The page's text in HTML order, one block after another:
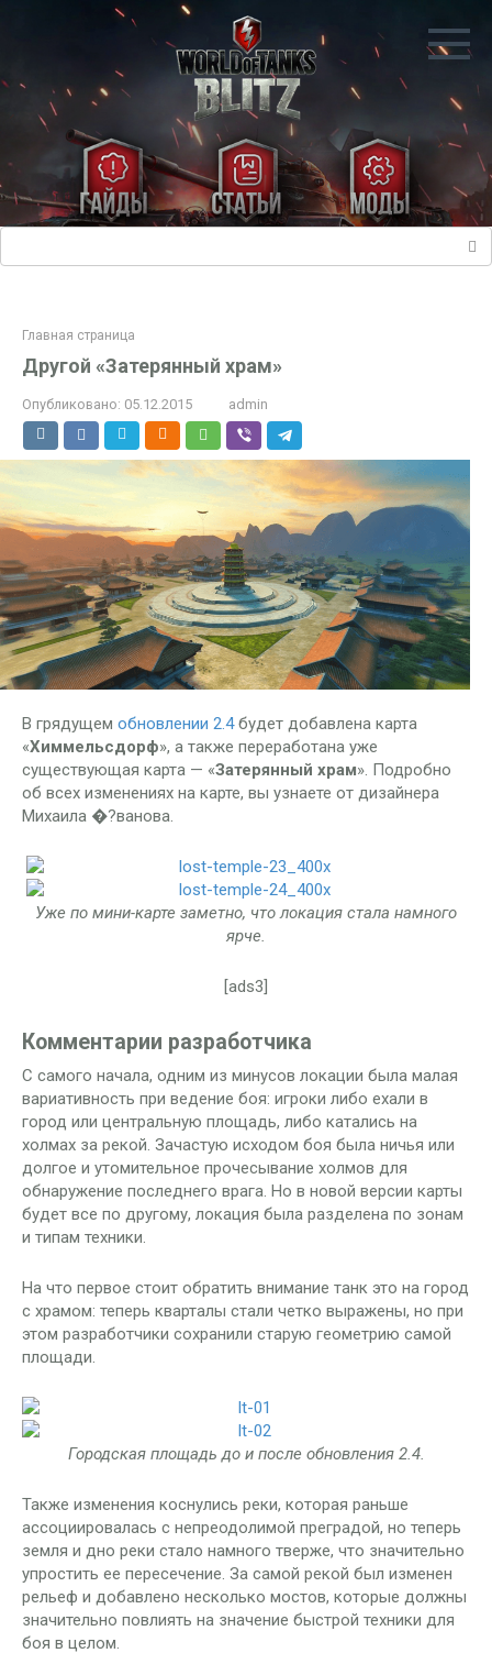
Главная страница
Другой «Затерянный храм»
Опубликовано: 05.12.2015 admin
В грядущем обновлении 2.4будет добавлена карта
«Химмельсдорф», а также переработана уже
существующая карта — «Затерянный храм». Подробно
об всех изменениях на карте, вы узнаете от дизайнера
Михаила �?ванова.
Уже по мини-карте заметно, что локация стала намного
ярче.
[ads3]
Комментарии разработчика
С самого начала, одним из минусов локации была малая
вариативность при ведение боя: игроки либо ехали в
город или центральную площадь, либо катались на
холмах за рекой. Зачастую исходом боя была ничья или
долгое и утомительное прочесывание холмов для
обнаружение последнего врага. Но в новой версии карты
будет все по другому, локация была разделена по зонам
и типам техники.
На что первое стоит обратить внимание танк это на город
с храмом: теперь кварталы стали четко выражены, но при
этом разработчики сохранили старую геометрию самой
площади.
Городская площадь до и после обновления 2.4.
Также изменения коснулись реки, которая раньше
ассоциировалась с непреодолимой преградой, но теперь
земля и дно реки стало намного тверже, что значительно
упростить ее пересечение. За самой рекой был изменен
рельеф и добавлено несколько мостов, которые должны
значительно повлиять на значение быстрой техники для
боя в целом.